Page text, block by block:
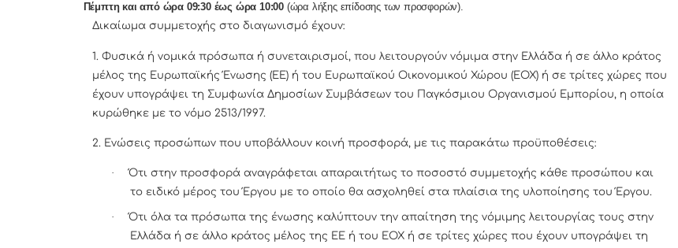
Πέμπτη και από ώρα 09:30 έως ώρα 10:00 (ώρα λήξης επίδοσης των προσφορών).
Δικαίωμα συμμετοχής στο διαγωνισμό έχουν:
1. Φυσικά ή νομικά πρόσωπα ή συνεταιρισμοί, που λειτουργούν νόμιμα στην Ελλάδα ή σε άλλο κράτος
μέλος της Ευρωπαϊκής Ένωσης (ΕΕ) ή του Ευρωπαϊκού Οικονομικού Χώρου (ΕΟΧ) ή σε τρίτες χώρες που
έχουν υπογράψει τη Συμφωνία Δημοσίων Συμβάσεων του Παγκόσμιου Οργανισμού Εμπορίου, η οποία
κυρώθηκε με το νόμο 2513/1997.
2. Ενώσεις προσώπων που υποβάλλουν κοινή προσφορά, με τις παρακάτω προϋποθέσεις:
·
Ότι στην προσφορά αναγράφεται απαραιτήτως το ποσοστό συμμετοχής κάθε προσώπου και
το ειδικό μέρος του Έργου με το οποίο θα ασχοληθεί στα πλαίσια της υλοποίησης του Έργου.
·
Ότι όλα τα πρόσωπα της ένωσης καλύπτουν την απαίτηση της νόμιμης λειτουργίας τους στην
Ελλάδα ή σε άλλο κράτος μέλος της ΕΕ ή του ΕΟΧ ή σε τρίτες χώρες που έχουν υπογράψει τη